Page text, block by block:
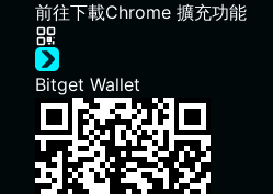
前往下載Chrome 擴充功能
Bitget Wallet